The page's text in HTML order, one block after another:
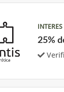
INTERES
25%